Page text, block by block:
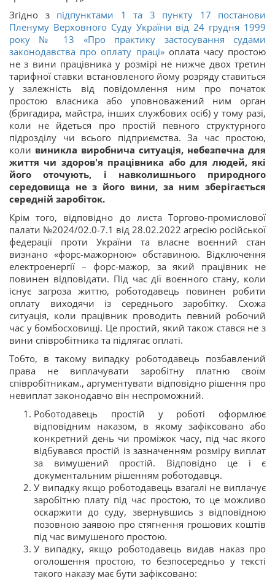
Згідно з підпунктами 1 та 3 пункту 17 постанови
Пленуму Верховного Суду України від 24 грудня 1999
року № 13 «Про практику застосування судами
законодавства про оплату праці»оплата часу простою
не з вини працівника у розмірі не нижче двох третин
тарифної ставки встановленого йому розряду ставиться
у залежність від повідомлення ним про початок
простою власника або уповноважений ним орган
(бригадира, майстра, інших службових осіб) у тому разі,
коли не йдеться про простій певного структурного
підрозділу чи всього підприємства. За час простою,
коли виникла виробнича ситуація, небезпечна для
життя чи здоров'я працівника або для людей, які
його оточують, і навколишнього природного
середовища не з його вини, за ним зберігається
середній заробіток.
Крім того, відповідно до листа Торгово-промислової
палати №2024/02.0-7.1 від 28.02.2022 агресію російської
федерації проти України та власне воєнний стан
визнано «форс-мажорною» обставиною. Відключення
електроенергії – форс-мажор, за який працівник не
повинен відповідати. Під час дії воєнного стану, коли
існує загроза життю, роботодавець повинен робити
оплату виходячи із середнього заробітку. Схожа
ситуація, коли працівник проводить певний робочий
час у бомбосховищі. Це простий, який також стався не з
вини співробітника та підлягає оплаті.
Тобто, в такому випадку роботодавець позбавлений
права не виплачувати заробітну платню своїм
співробітникам., аргументувати відповідно рішення про
невиплат законодавчо він неспроможний.
Роботодавець простій у роботі оформлює
відповідним наказом, в якому зафіксовано або
конкретний день чи проміжок часу, під час якого
відбувався простій із зазначенням розміру виплат
за вимушений простій. Відповідно це і є
документальним рішенням роботодавця.
У випадку якщо роботодавець взагалі не виплачує
заробітню плату під час простою, то це можливо
оскаржити до суду, звернувшись з відповідною
позовною заявою про стягнення грошових коштів
під час вимушеного простою.
У випадку, якщо роботодавець видав наказ про
оголошення простою, то безпосередньо у тексті
такого наказу має бути зафіксовано: